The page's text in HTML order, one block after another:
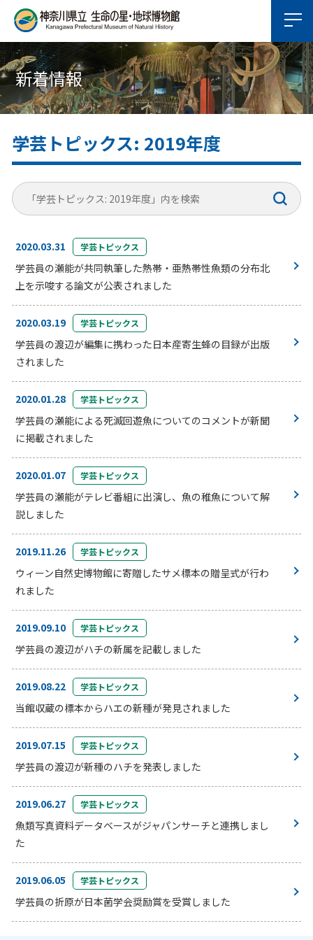
新着情報
学芸トピックス: 2019年度
2020.03.31 学芸トピックス
学芸員の瀬能が共同執筆した熱帯・亜熱帯性魚類の分布北
上を示唆する論文が公表されました
2020.03.19 学芸トピックス
学芸員の渡辺が編集に携わった日本産寄生蜂の目録が出版
されました
2020.01.28 学芸トピックス
学芸員の瀬能による死滅回遊魚についてのコメントが新聞
に掲載されました
2020.01.07 学芸トピックス
学芸員の瀬能がテレビ番組に出演し、魚の稚魚について解
説しました
2019.11.26 学芸トピックス
ウィーン自然史博物館に寄贈したサメ標本の贈呈式が行わ
れました
2019.09.10 学芸トピックス
学芸員の渡辺がハチの新属を記載しました
2019.08.22 学芸トピックス
当館収蔵の標本からハエの新種が発見されました
2019.07.15 学芸トピックス
学芸員の渡辺が新種のハチを発表しました
2019.06.27 学芸トピックス
魚類写真資料データベースがジャパンサーチと連携しまし
た
2019.06.05 学芸トピックス
学芸員の折原が日本菌学会奨励賞を受賞しました